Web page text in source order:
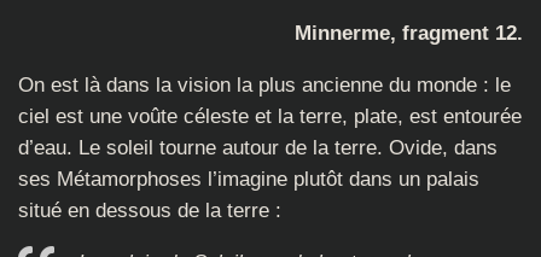
Minnerme, fragment 12.
On est là dans la vision la plus ancienne du monde : le
ciel est une voûte céleste et la terre, plate, est entourée
d’eau. Le soleil tourne autour de la terre. Ovide, dans
ses Métamorphoses l’imagine plutôt dans un palais
situé en dessous de la terre :